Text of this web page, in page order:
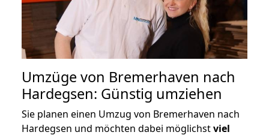
Umzüge von Bremerhaven nach
Hardegsen: Günstig umziehen
Sie planen einen Umzug von Bremerhaven nach
Hardegsen und möchten dabei möglichstviel